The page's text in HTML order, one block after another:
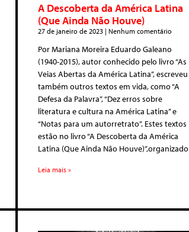
A Descoberta da América Latina
(Que Ainda Não Houve)
27 de janeiro de 2023 Nenhum comentário
Por Mariana Moreira Eduardo Galeano
(1940-2015), autor conhecido pelo livro “As
Veias Abertas da América Latina”, escreveu
também outros textos em vida, como “A
Defesa da Palavra”, “Dez erros sobre
literatura e cultura na América Latina” e
“Notas para um autorretrato”. Estes textos
estão no livro “A Descoberta da América
Latina (Que Ainda Não Houve)”,organizado
Leia mais »